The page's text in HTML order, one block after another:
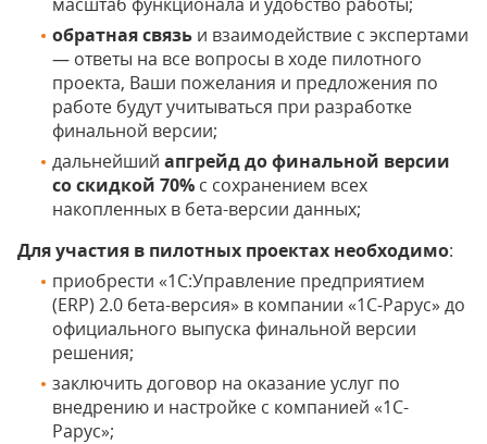
обратная связь и взаимодействие с экспертами
— ответы на все вопросы в ходе пилотного
проекта, Ваши пожелания и предложения по
работе будут учитываться при разработке
финальной версии;
дальнейший апгрейд до финальной версии
со скидкой 70% с сохранением всех
накопленных в бета-версии данных;
Для участия в пилотных проектах необходимо:
приобрести «1С:Управление предприятием
(ERP) 2.0 бета-версия» в компании «1С-Рарус» до
официального выпуска финальной версии
решения;
заключить договор на оказание услуг по
внедрению и настройке с компанией «1С-
Рарус»;